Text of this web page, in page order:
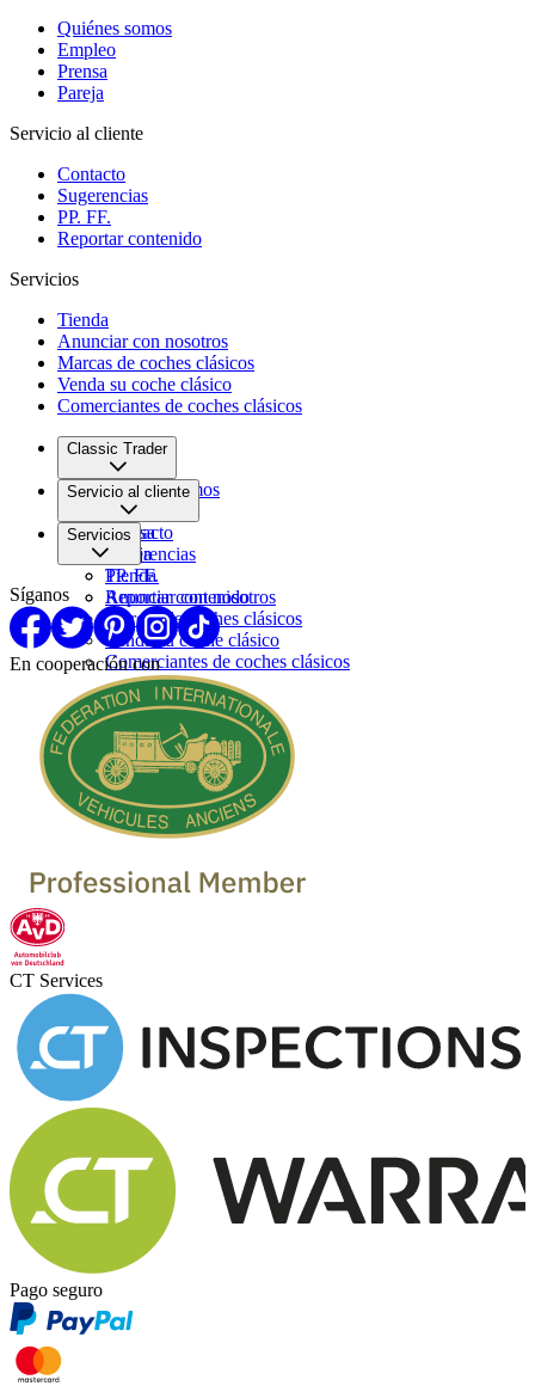
Quiénes somos
Empleo
Prensa
Pareja
Servicio al cliente
Contacto
Sugerencias
PP. FF.
Reportar contenido
Servicios
Tienda
Anunciar con nosotros
Marcas de coches clásicos
Venda su coche clásico
Comerciantes de coches clásicos
Classic Trader
Quiénes somos
Empleo
Prensa
Pareja
Servicio al cliente
Contacto
Sugerencias
PP. FF.
Reportar contenido
Servicios
Tienda
Anunciar con nosotros
Marcas de coches clásicos
Venda su coche clásico
Comerciantes de coches clásicos
Síganos
En cooperación con
CT Services
Pago seguro